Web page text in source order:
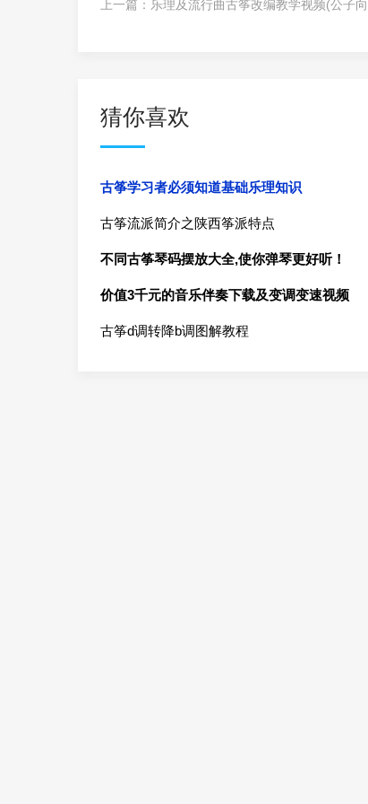
上一篇： 乐理及流行曲古筝改编教学视频(公子
猜你喜欢
古筝学习者必须知道基础乐理知识
古筝流派简介之陕西筝派特点
不同古筝琴码摆放大全,使你弹琴更好听！
价值3千元的音乐伴奏下载及变调变速视频
古筝d调转降b调图解教程